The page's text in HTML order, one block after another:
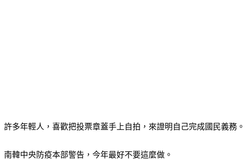
許多年輕人，喜歡把投票章蓋手上自拍，來證明自己完成國民義務。
南韓中央防疫本部警告，今年最好不要這麼做。